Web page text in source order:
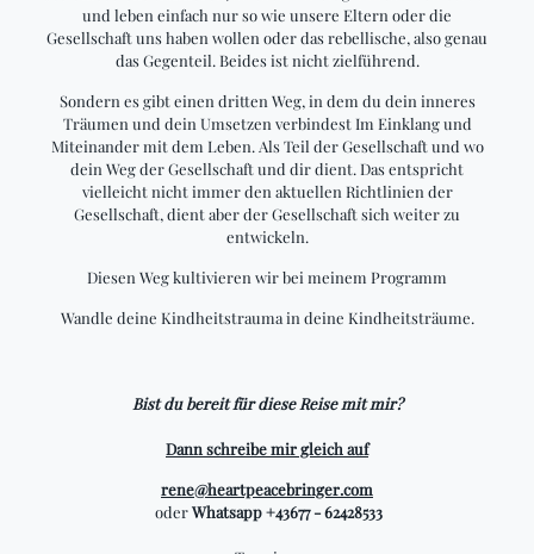
und leben einfach nur so wie unsere Eltern oder die
Gesellschaft uns haben wollen oder das rebellische, also genau
das Gegenteil. Beides ist nicht zielführend.
Sondern es gibt einen dritten Weg, in dem du dein inneres
Träumen und dein Umsetzen verbindest Im Einklang und
Miteinander mit dem Leben. Als Teil der Gesellschaft und wo
dein Weg der Gesellschaft und dir dient. Das entspricht
vielleicht nicht immer den aktuellen Richtlinien der
Gesellschaft, dient aber der Gesellschaft sich weiter zu
entwickeln.
Diesen Weg kultivieren wir bei meinem Programm
Wandle deine Kindheitstrauma in deine Kindheitsträume.
Bist du bereit für diese Reise mit mir?
Dann schreibe mir gleich auf
rene@heartpeacebringer.com
oderWhatsapp +43677 - 62428533